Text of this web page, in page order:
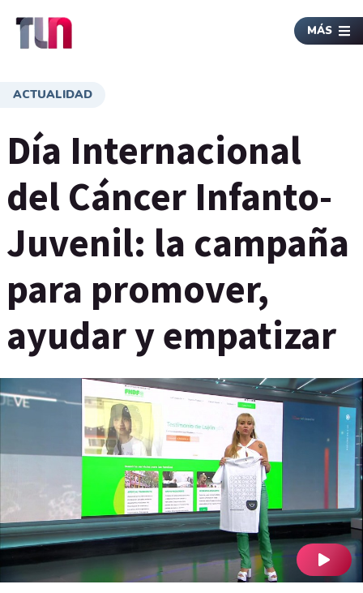
MÁS
ACTUALIDAD
Día Internacional
del Cáncer Infanto-
Juvenil: la campaña
para promover,
ayudar y empatizar